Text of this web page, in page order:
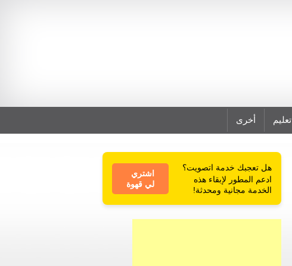
تعليم أخرى
هل تعجبك خدمة اتصويت؟
ادعم المطور لإبقاء هذه
الخدمة مجانية ومحدثة!
اشتري
لي قهوة